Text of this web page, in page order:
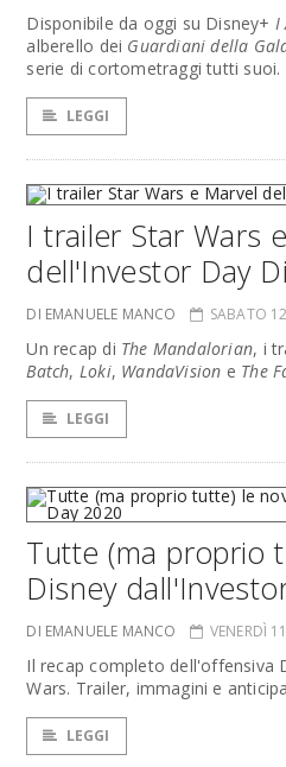
Disponibile da oggi su Disney+ I
alberello dei Guardiani della
serie di cortometraggi tutti suoi.
LEGGI
I trailer Star Wars
dell'Investor Day
DI EMANUELE MANCO SABATO
Un recap di The Mandalorian, i
Batch, Loki, WandaVision e The
LEGGI
Tutte (ma proprio
Disney
DI EMANUELE MANCO VENERDÌ
Il recap completo dell'offensiva
Wars. Trailer, immagini e
LEGGI